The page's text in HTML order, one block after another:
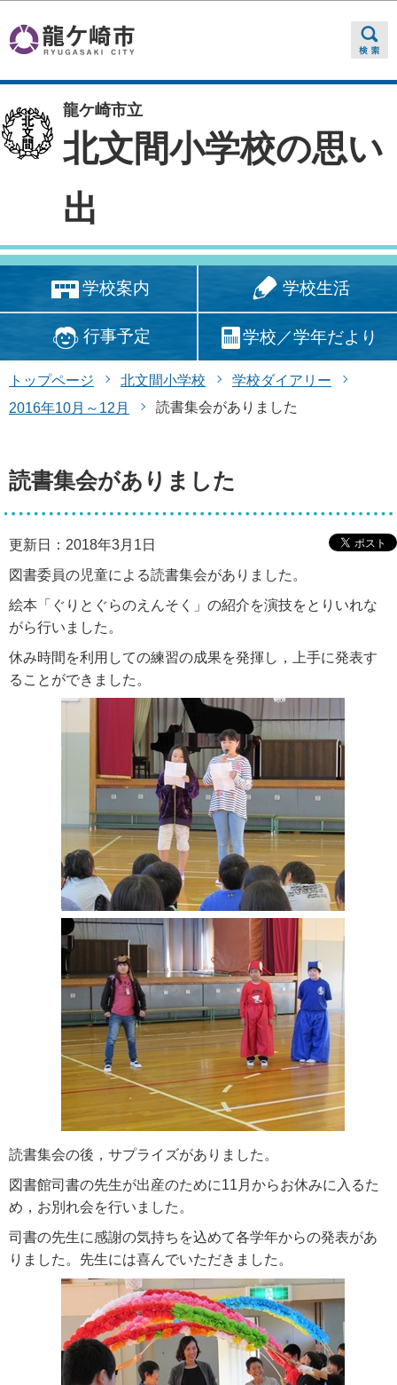
龍ケ崎市立
北文間小学校の思い
出
学校案内 学校生活
行事予定 学校／学年だより
トップページ 北文間小学校
学校ダイアリー
2016年10月～12月
読書集会がありました
読書集会がありました
更新日：2018年3月1日
図書委員の児童による読書集会がありました。
絵本「ぐりとぐらのえんそく」の紹介を演技をとりいれな
がら行いました。
休み時間を利用しての練習の成果を発揮し，上手に発表す
ることができました。
読書集会の後，サプライズがありました。
図書館司書の先生が出産のために11月からお休みに入るた
め，お別れ会を行いました。
司書の先生に感謝の気持ちを込めて各学年からの発表があ
りました。先生には喜んでいただきました。